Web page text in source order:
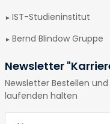
IST-Studieninstitut
Bernd Blindow Gruppe
Newsletter
Newsletter Bestellen
laufenden halten
E-Mail